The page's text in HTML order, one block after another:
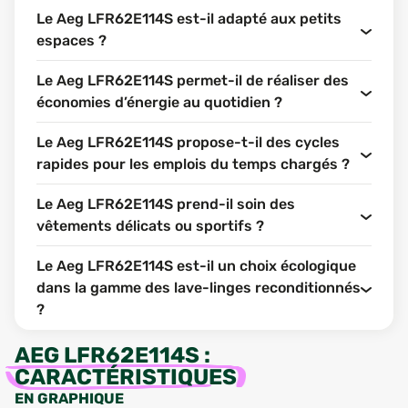
Le Aeg LFR62E114S est-il adapté aux petits
espaces ?
Le Aeg LFR62E114S permet-il de réaliser des
économies d’énergie au quotidien ?
Le Aeg LFR62E114S propose-t-il des cycles
rapides pour les emplois du temps chargés ?
Le Aeg LFR62E114S prend-il soin des
vêtements délicats ou sportifs ?
Le Aeg LFR62E114S est-il un choix écologique
dans la gamme des lave-linges reconditionnés
?
AEG LFR62E114S :
CARACTÉRISTIQUES
EN GRAPHIQUE